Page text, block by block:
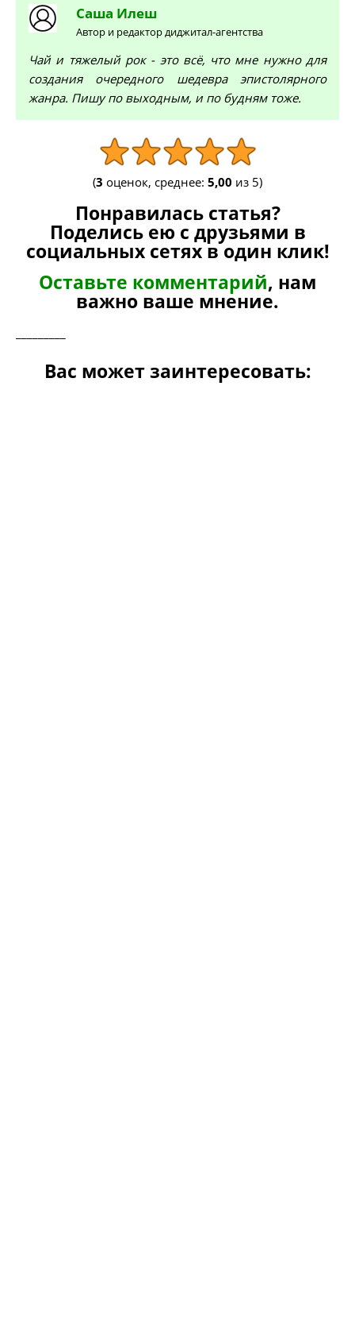
Саша Илеш
Автор и редактор диджитал-агентства
Чай и тяжелый рок - это всё, что мне нужно для
создания очередного шедевра эпистолярного
жанра. Пишу по выходным, и по будням тоже.
(3 оценок, среднее: 5,00 из 5)
Понравилась статья?
Поделись ею с друзьями в
социальных сетях в один клик!
Оставьте комментарий, нам
важно ваше мнение.
Вас может заинтересовать: